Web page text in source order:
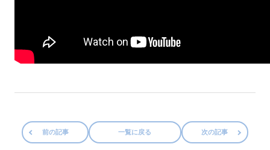
前の記事 一覧に戻る 次の記事